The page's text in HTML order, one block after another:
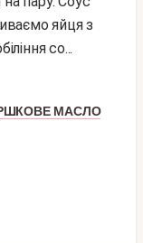
яйця з
со...
МАСЛО